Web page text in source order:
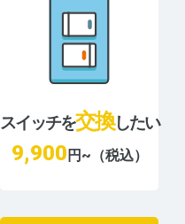
スイッチを交換したい
9,900 円~（税込）